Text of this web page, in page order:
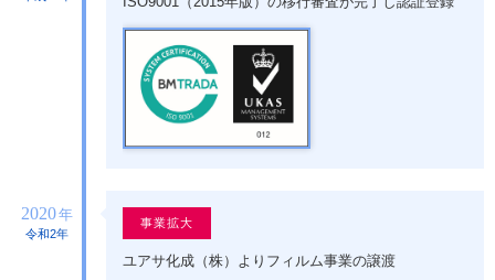
2020年
令和2年
事業拡大
ユアサ化成（株）よりフィルム事業の譲渡